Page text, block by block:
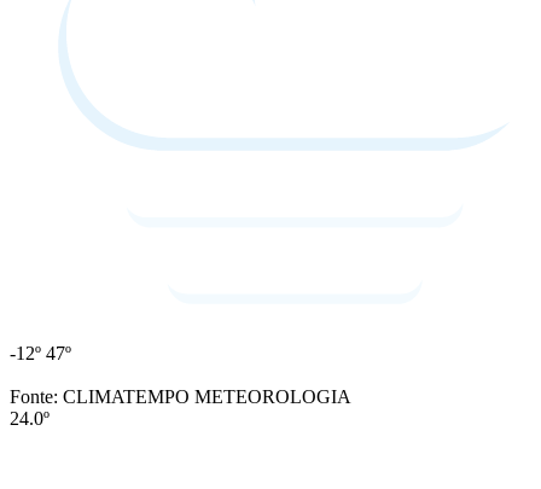
-12º 47º
Fonte: CLIMATEMPO METEOROLOGIA
24.0º